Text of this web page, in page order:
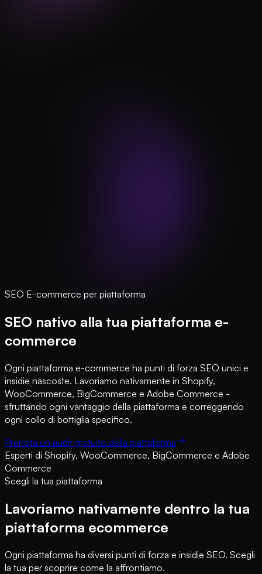
SEO E-commerce per piattaforma
SEO nativo alla tua piattaforma e-
commerce
Ogni piattaforma e-commerce ha punti di forza SEO unici e
insidie nascoste. Lavoriamo nativamente in Shopify,
WooCommerce, BigCommerce e Adobe Commerce -
sfruttando ogni vantaggio della piattaforma e correggendo
ogni collo di bottiglia specifico.
Prenota un audit gratuito della piattaforma
Esperti di Shopify, WooCommerce, BigCommerce e Adobe
Commerce
Scegli la tua piattaforma
Lavoriamo nativamente dentro la tua
piattaforma ecommerce
Ogni piattaforma ha diversi punti di forza e insidie SEO. Scegli
la tua per scoprire come la affrontiamo.